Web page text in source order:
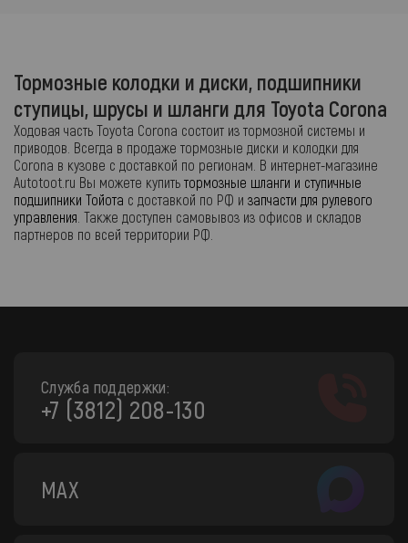
Тормозные колодки и диски, подшипники
ступицы, шрусы и шланги для Toyota Corona
Ходовая часть Toyota Corona состоит из тормозной системы и
приводов. Всегда в продаже тормозные диски и колодки для
Corona в кузове с доставкой по регионам. В интернет-магазине
Autotoot.ru Вы можете купить тормозные шланги и ступичные
подшипники Тойота с доставкой по РФ и запчасти для рулевого
управления . Также доступен самовывоз из офисов и складов
партнеров по всей территории РФ.
Служба поддержки:
+7 (3812) 208-130
MAX